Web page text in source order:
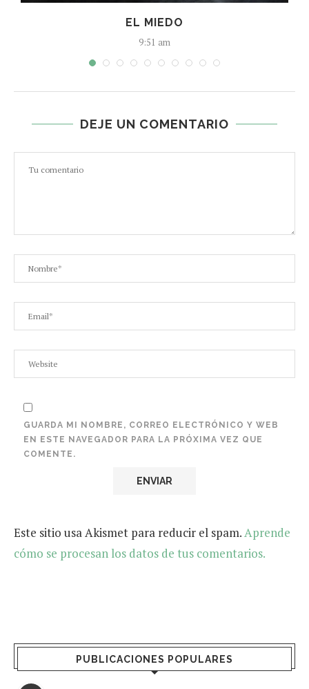
EL MIEDO
9:51 am
DEJE UN COMENTARIO
GUARDA MI NOMBRE, CORREO ELECTRÓNICO Y WEB
EN ESTE NAVEGADOR PARA LA PRÓXIMA VEZ QUE
COMENTE.
Este sitio usa Akismet para reducir el spam.Aprende
cómo se procesan los datos de tus comentarios.
PUBLICACIONES POPULARES